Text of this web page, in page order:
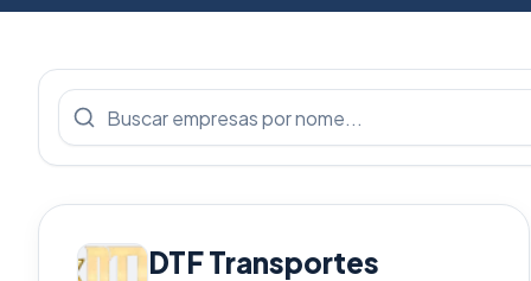
DTF Transportes